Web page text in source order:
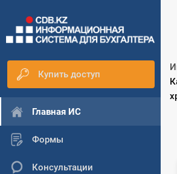
Купить доступ
Главная ИС
Формы
Консультации